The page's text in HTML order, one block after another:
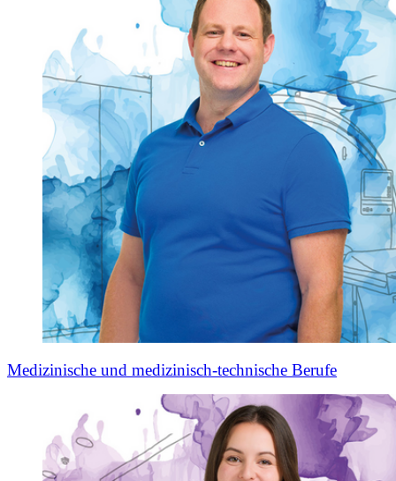
Medizinische und medizinisch-technische Berufe